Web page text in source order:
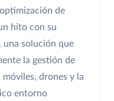
de
hito con su
una solución que
la gestión de
drones y la
entorno